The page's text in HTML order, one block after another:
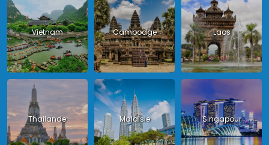
Vietnam Cambodge Laos
Thailande Malaisie Singapour